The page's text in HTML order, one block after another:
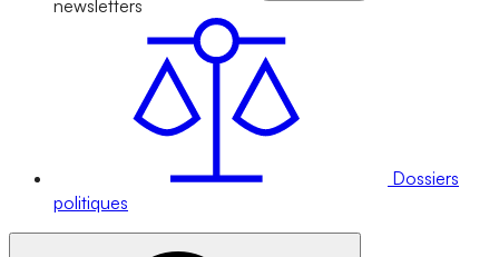
newsletters
Dossiers
politiques